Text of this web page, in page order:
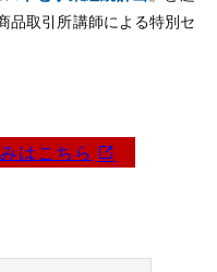
品取引所講師による特別セ
はこちら